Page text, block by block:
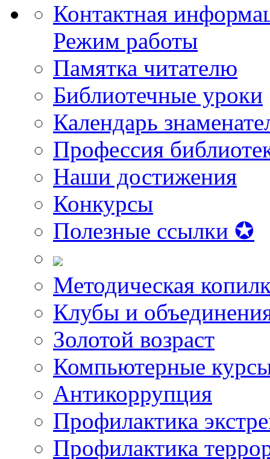
Контактная
Режим работы
Памятка читателю
Библиотечные уроки
Календарь
Профессия
Наши достижения
Конкурсы
Полезные ссылки ✪
Методическая
Клубы и
Золотой возраст
Компьютерные
Антикоррупция
Профилактика
Профилактика